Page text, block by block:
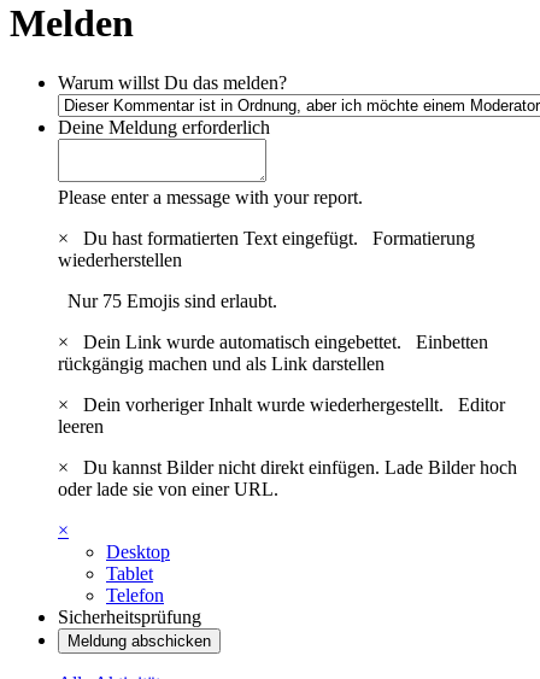
Melden
Warum willst Du das melden?
Deine Meldung erforderlich
Please enter a message with your report.
×
Du hast formatierten Text eingefügt. Formatierung
wiederherstellen
Nur 75 Emojis sind erlaubt.
×
Dein Link wurde automatisch eingebettet. Einbetten
rückgängig machen und als Link darstellen
×
Dein vorheriger Inhalt wurde wiederhergestellt. Editor
leeren
×
Du kannst Bilder nicht direkt einfügen. Lade Bilder hoch
oder lade sie von einer URL.
×
Desktop
Tablet
Telefon
Sicherheitsprüfung
Meldung abschicken